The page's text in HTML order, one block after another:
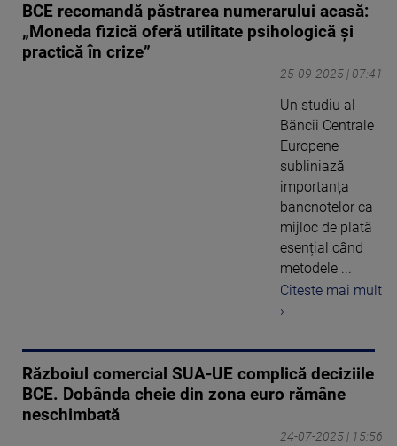
BCE recomandă păstrarea numerarului acasă:
„Moneda fizică oferă utilitate psihologică și
practică în crize”
25-09-2025 | 07:41
Un studiu al
Băncii Centrale
Europene
subliniază
importanța
bancnotelor ca
mijloc de plată
esențial când
metodele ...
Citeste mai mult
›
Războiul comercial SUA-UE complică deciziile
BCE. Dobânda cheie din zona euro rămâne
neschimbată
24-07-2025 | 15:56